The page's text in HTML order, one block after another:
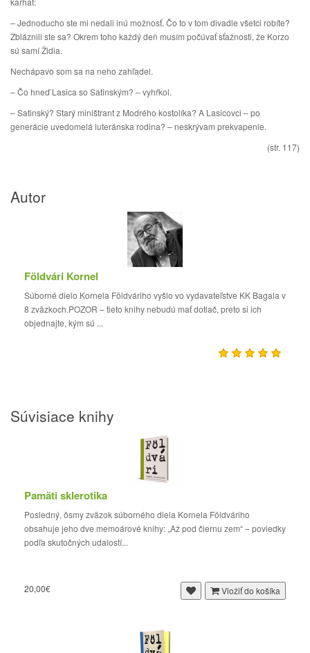
– Jednoducho ste mi nedali inú možnosť. Čo to v tom divadle všetci robíte?
Zbláznili ste sa? Okrem toho každý deň musím počúvať sťažnosti, že Korzo
sú samí Židia.
Nechápavo som sa na neho zahľadel.
– Čo hneď Lasica so Satinským? – vyhŕkol.
– Satinský? Starý miništrant z Modrého kostolíka? A Lasicovci – po
generácie uvedomelá luteránska rodina? – neskrývam prekvapenie.
(str. 117)
Autor
Földvári Kornel
Súborné dielo Kornela Földváriho vyšlo vo vydavateľstve KK Bagala v
8 zväzkoch.POZOR – tieto knihy nebudú mať dotlač, preto si ich
objednajte, kým sú ...
Súvisiace knihy
Pamäti sklerotika
Posledný, ôsmy zväzok súborného diela Kornela Földváriho
obsahuje jeho dve memoárové knihy: „Až pod čiernu zem“ – poviedky
podľa skutočných udalostí...
20,00€ Vložiť do košíka